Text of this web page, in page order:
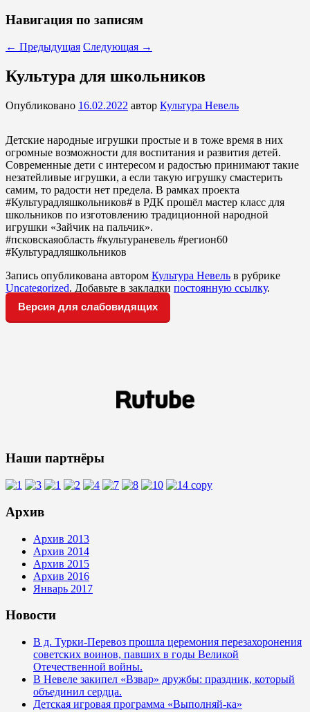
Навигация по записям
← Предыдущая Следующая →
Культура для школьников
Опубликовано 16.02.2022 автор Культура Невель
Детские народные игрушки простые и в тоже время в них
огромные возможности для воспитания и развития детей.
Современные дети с интересом и радостью принимают такие
незатейливые игрушки, а если такую игрушку смастерить
самим, то радости нет предела. В рамках проекта
#Культурадляшкольников# в РДК прошёл мастер класс для
школьников по изготовлению традиционной народной
игрушки «Зайчик на пальчик».
#псковскаяобласть #культураневель #регион60
#Культурадляшкольников
Запись опубликована автором Культура Невель в рубрике
Uncategorized. Добавьте в закладки постоянную ссылку.
Версия для слабовидящих
Наши партнёры
Архив
Архив 2013
Архив 2014
Архив 2015
Архив 2016
Январь 2017
Новости
В д. Турки‑Перевоз прошла церемония перезахоронения
советских воинов, павших в годы Великой
Отечественной войны.
В Невеле закипел «Взвар» дружбы: праздник, который
объединил сердца.
Детская игровая программа «Выполняй-ка»